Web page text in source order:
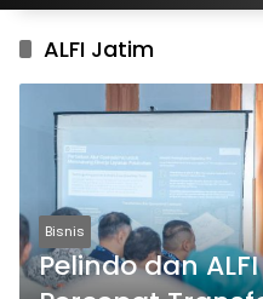
ALFI Jatim
Bisnis
Pelindo dan